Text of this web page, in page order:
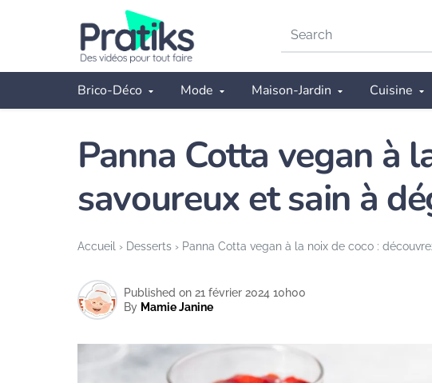
Search
Brico-Déco Mode Maison-Jardin Cuisine
Accueil › Desserts › Panna Cotta vegan à la noix de coco :
Panna Cotta vegan à
savoureux et sain à
By Mamie Janine
Published on 21 février 2024 10h00